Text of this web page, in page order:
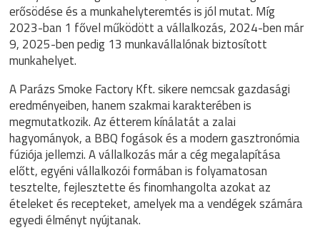
erősödése és a munkahelyteremtés is jól mutat. Míg
2023-ban 1 fővel működött a vállalkozás, 2024-ben már
9, 2025-ben pedig 13 munkavállalónak biztosított
munkahelyet.
A Parázs Smoke Factory Kft. sikere nemcsak gazdasági
eredményeiben, hanem szakmai karakterében is
megmutatkozik. Az étterem kínálatát a zalai
hagyományok, a BBQ fogások és a modern gasztronómia
fúziója jellemzi. A vállalkozás már a cég megalapítása
előtt, egyéni vállalkozói formában is folyamatosan
tesztelte, fejlesztette és finomhangolta azokat az
ételeket és recepteket, amelyek ma a vendégek számára
egyedi élményt nyújtanak.